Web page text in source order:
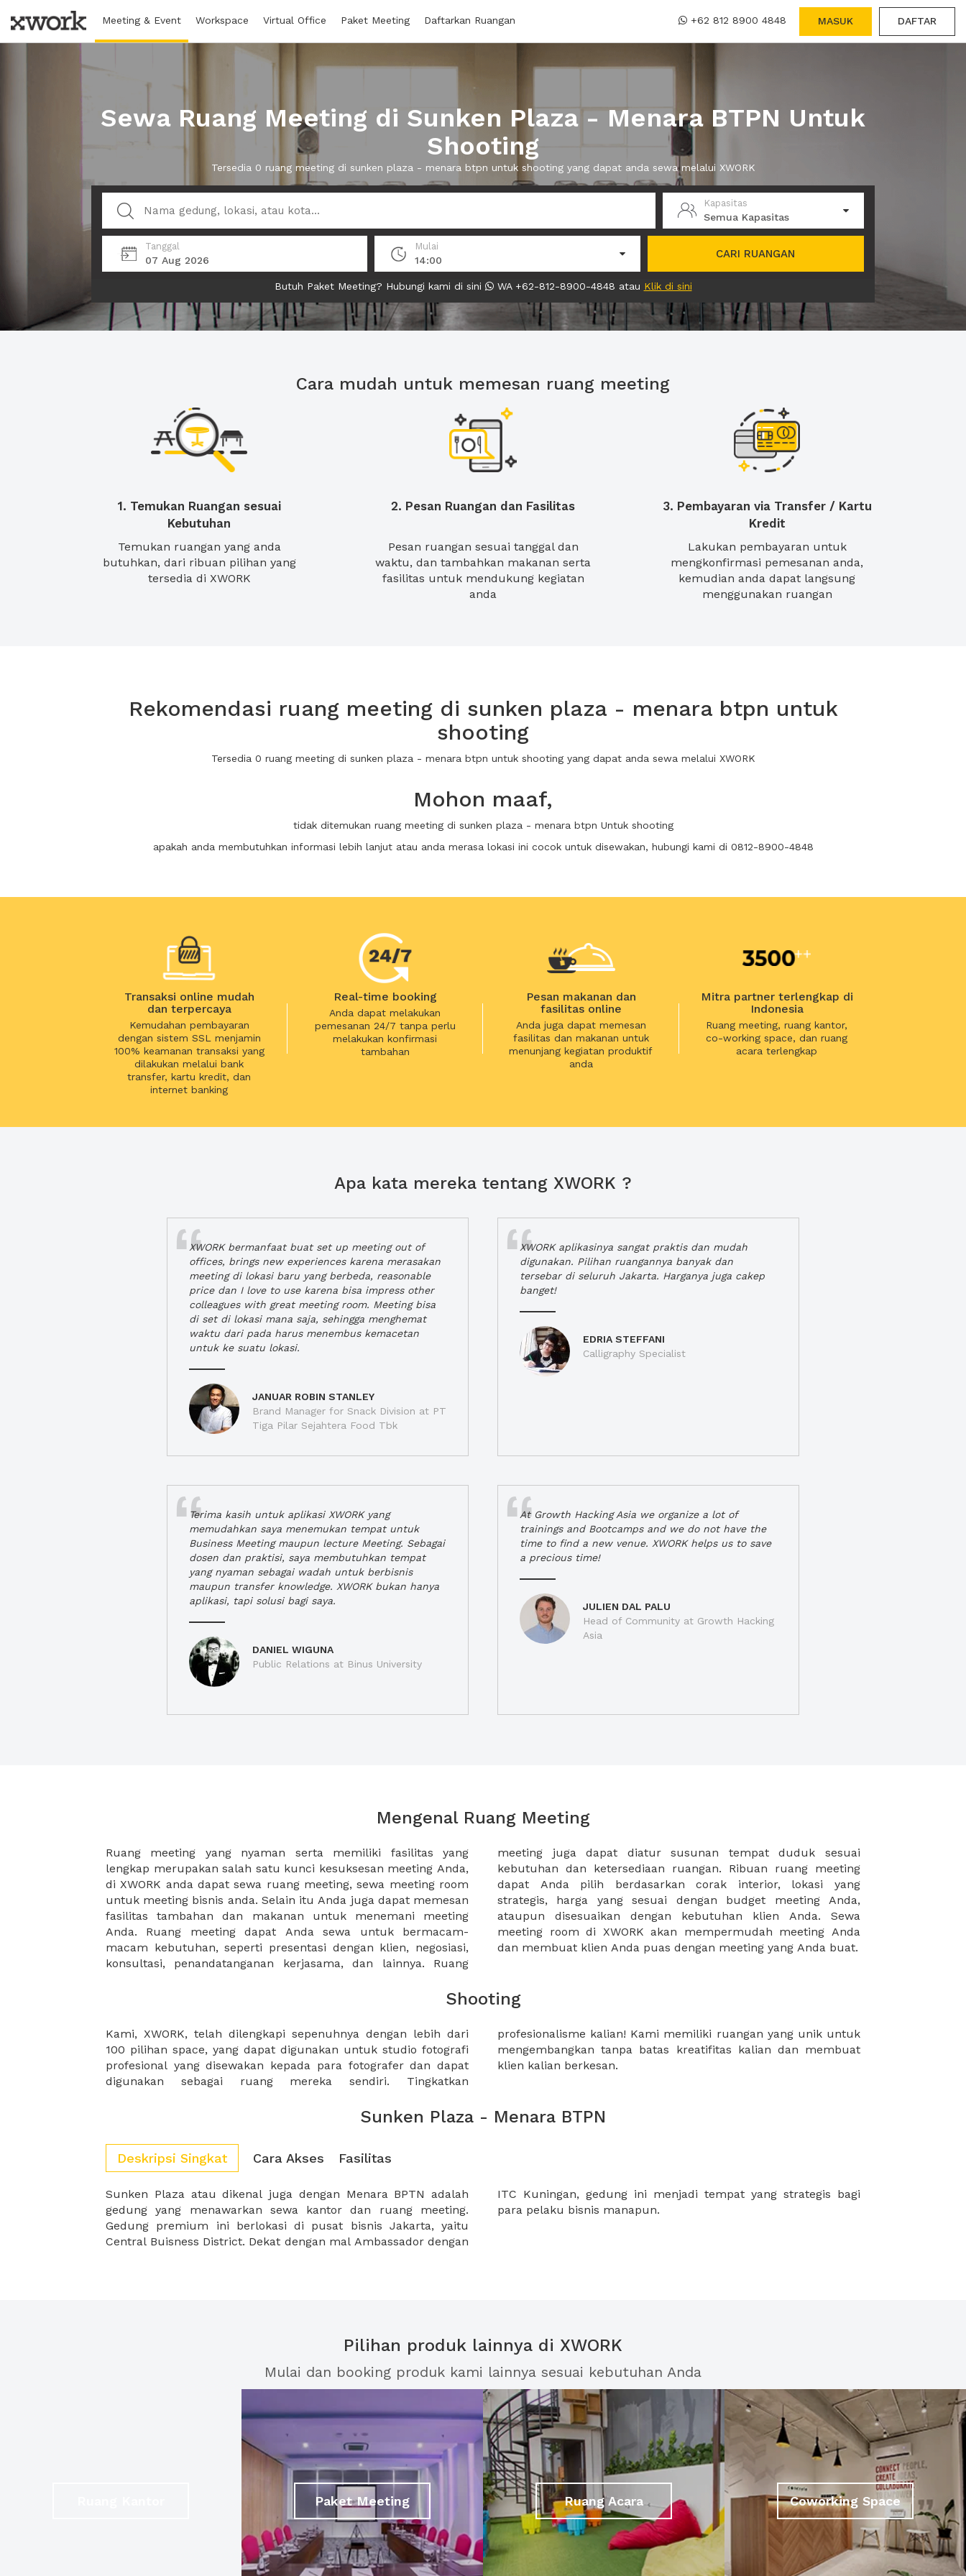
Meeting & Event Workspace Virtual Office Paket Meeting Daftarkan Ruangan +62 812 8900 4848 MASUK DAFTAR
Sewa Ruang Meeting di Sunken Plaza - Menara BTPN Untuk
Shooting
Tersedia 0 ruang meeting di sunken plaza - menara btpn untuk shooting yang dapat anda sewa melalui XWORK
Kapasitas
Semua Kapasitas
Tanggal
07 Aug 2026
Mulai
14:00
CARI RUANGAN
Butuh Paket Meeting? Hubungi kami di sini WA +62-812-8900-4848 atau Klik di sini
Cara mudah untuk memesan ruang meeting
1. Temukan Ruangan sesuai
Kebutuhan
Temukan ruangan yang anda
butuhkan, dari ribuan pilihan yang
tersedia di XWORK
2. Pesan Ruangan dan Fasilitas
Pesan ruangan sesuai tanggal dan
waktu, dan tambahkan makanan serta
fasilitas untuk mendukung kegiatan
anda
3. Pembayaran via Transfer / Kartu
Kredit
Lakukan pembayaran untuk
mengkonfirmasi pemesanan anda,
kemudian anda dapat langsung
menggunakan ruangan
Rekomendasi ruang meeting di sunken plaza - menara btpn untuk
shooting
Tersedia 0 ruang meeting di sunken plaza - menara btpn untuk shooting yang dapat anda sewa melalui XWORK
Mohon maaf,
tidak ditemukan ruang meeting di sunken plaza - menara btpn Untuk shooting
apakah anda membutuhkan informasi lebih lanjut atau anda merasa lokasi ini cocok untuk disewakan, hubungi kami di 0812-8900-4848
Transaksi online mudah
dan terpercaya
Kemudahan pembayaran
dengan sistem SSL menjamin
100% keamanan transaksi yang
dilakukan melalui bank
transfer, kartu kredit, dan
internet banking
Real-time booking
Anda dapat melakukan
pemesanan 24/7 tanpa perlu
melakukan konfirmasi
tambahan
Pesan makanan dan
fasilitas online
Anda juga dapat memesan
fasilitas dan makanan untuk
menunjang kegiatan produktif
anda
Mitra partner terlengkap di
Indonesia
Ruang meeting, ruang kantor,
co-working space, dan ruang
acara terlengkap
Apa kata mereka tentang XWORK ?
XWORK bermanfaat buat set up meeting out of
offices, brings new experiences karena merasakan
meeting di lokasi baru yang berbeda, reasonable
price dan I love to use karena bisa impress other
colleagues with great meeting room. Meeting bisa
di set di lokasi mana saja, sehingga menghemat
waktu dari pada harus menembus kemacetan
untuk ke suatu lokasi.
JANUAR ROBIN STANLEY
Brand Manager for Snack Division at PT
Tiga Pilar Sejahtera Food Tbk
XWORK aplikasinya sangat praktis dan mudah
digunakan. Pilihan ruangannya banyak dan
tersebar di seluruh Jakarta. Harganya juga cakep
banget!
EDRIA STEFFANI
Calligraphy Specialist
Terima kasih untuk aplikasi XWORK yang
memudahkan saya menemukan tempat untuk
Business Meeting maupun lecture Meeting. Sebagai
dosen dan praktisi, saya membutuhkan tempat
yang nyaman sebagai wadah untuk berbisnis
maupun transfer knowledge. XWORK bukan hanya
aplikasi, tapi solusi bagi saya.
DANIEL WIGUNA
Public Relations at Binus University
At Growth Hacking Asia we organize a lot of
trainings and Bootcamps and we do not have the
time to find a new venue. XWORK helps us to save
a precious time!
JULIEN DAL PALU
Head of Community at Growth Hacking
Asia
Mengenal Ruang Meeting
Ruang meeting yang nyaman serta memiliki fasilitas yang
lengkap merupakan salah satu kunci kesuksesan meeting Anda,
di XWORK anda dapat sewa ruang meeting, sewa meeting room
untuk meeting bisnis anda. Selain itu Anda juga dapat memesan
fasilitas tambahan dan makanan untuk menemani meeting
Anda. Ruang meeting dapat Anda sewa untuk bermacam-
macam kebutuhan, seperti presentasi dengan klien, negosiasi,
konsultasi, penandatanganan kerjasama, dan lainnya. Ruang
meeting juga dapat diatur susunan tempat duduk sesuai
kebutuhan dan ketersediaan ruangan. Ribuan ruang meeting
dapat Anda pilih berdasarkan corak interior, lokasi yang
strategis, harga yang sesuai dengan budget meeting Anda,
ataupun disesuaikan dengan kebutuhan klien Anda. Sewa
meeting room di XWORK akan mempermudah meeting Anda
dan membuat klien Anda puas dengan meeting yang Anda buat.
Shooting
Kami, XWORK, telah dilengkapi sepenuhnya dengan lebih dari
100 pilihan space, yang dapat digunakan untuk studio fotografi
profesional yang disewakan kepada para fotografer dan dapat
digunakan sebagai ruang mereka sendiri. Tingkatkan
profesionalisme kalian! Kami memiliki ruangan yang unik untuk
mengembangkan tanpa batas kreatifitas kalian dan membuat
klien kalian berkesan.
Sunken Plaza - Menara BTPN
Deskripsi Singkat Cara Akses Fasilitas
Sunken Plaza atau dikenal juga dengan Menara BPTN adalah
gedung yang menawarkan sewa kantor dan ruang meeting.
Gedung premium ini berlokasi di pusat bisnis Jakarta, yaitu
Central Buisness District. Dekat dengan mal Ambassador dengan
ITC Kuningan, gedung ini menjadi tempat yang strategis bagi
para pelaku bisnis manapun.
Pilihan produk lainnya di XWORK
Mulai dan booking produk kami lainnya sesuai kebutuhan Anda
Paket Meeting Ruang Acara Coworking Space